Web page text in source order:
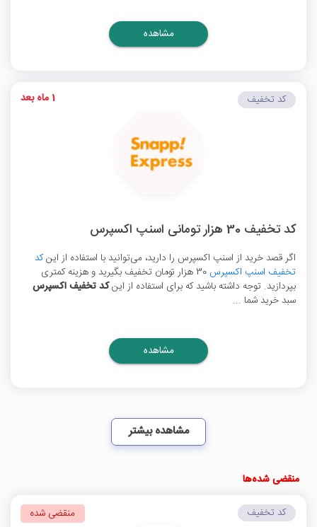
مشاهده
کد تخفیف 30 هزار تومانی اسنپ اکسپرس
اگر قصد خرید از اسنپ اکسپرس را دارید، می‌توانید با استفاده از اینکد
تخفیف اسنپ اکسپرس
30 هزار تومان تخفیف بگیرید و هزینه کمتری
بپردازید. توجه داشته باشید که برای استفاده از اینکد تخفیف اکسپرس
سبد خرید شما ...
کد تخفیف 1 ماه بعد
مشاهده
مشاهده بیشتر
منقضی شده‌ها
کد تخفیف منقضی شده